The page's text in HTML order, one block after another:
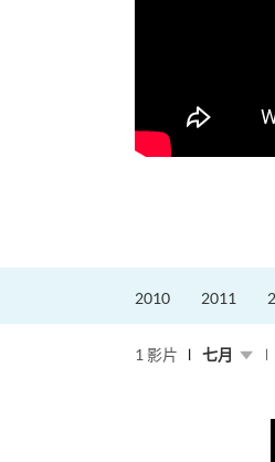
2010 2011
1 影片 七月